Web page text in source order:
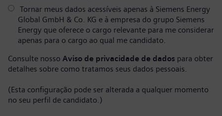
Tornar meus dados acessíveis apenas à Siemens Energy
Global GmbH & Co. KG e à empresa do grupo Siemens
Energy que oferece o cargo relevante para me considerar
apenas para o cargo ao qual me candidato.
Consulte nosso Aviso de privacidade de dados para obter
detalhes sobre como tratamos seus dados pessoais.
(Esta configuração pode ser alterada a qualquer momento
no seu perfil de candidato.)